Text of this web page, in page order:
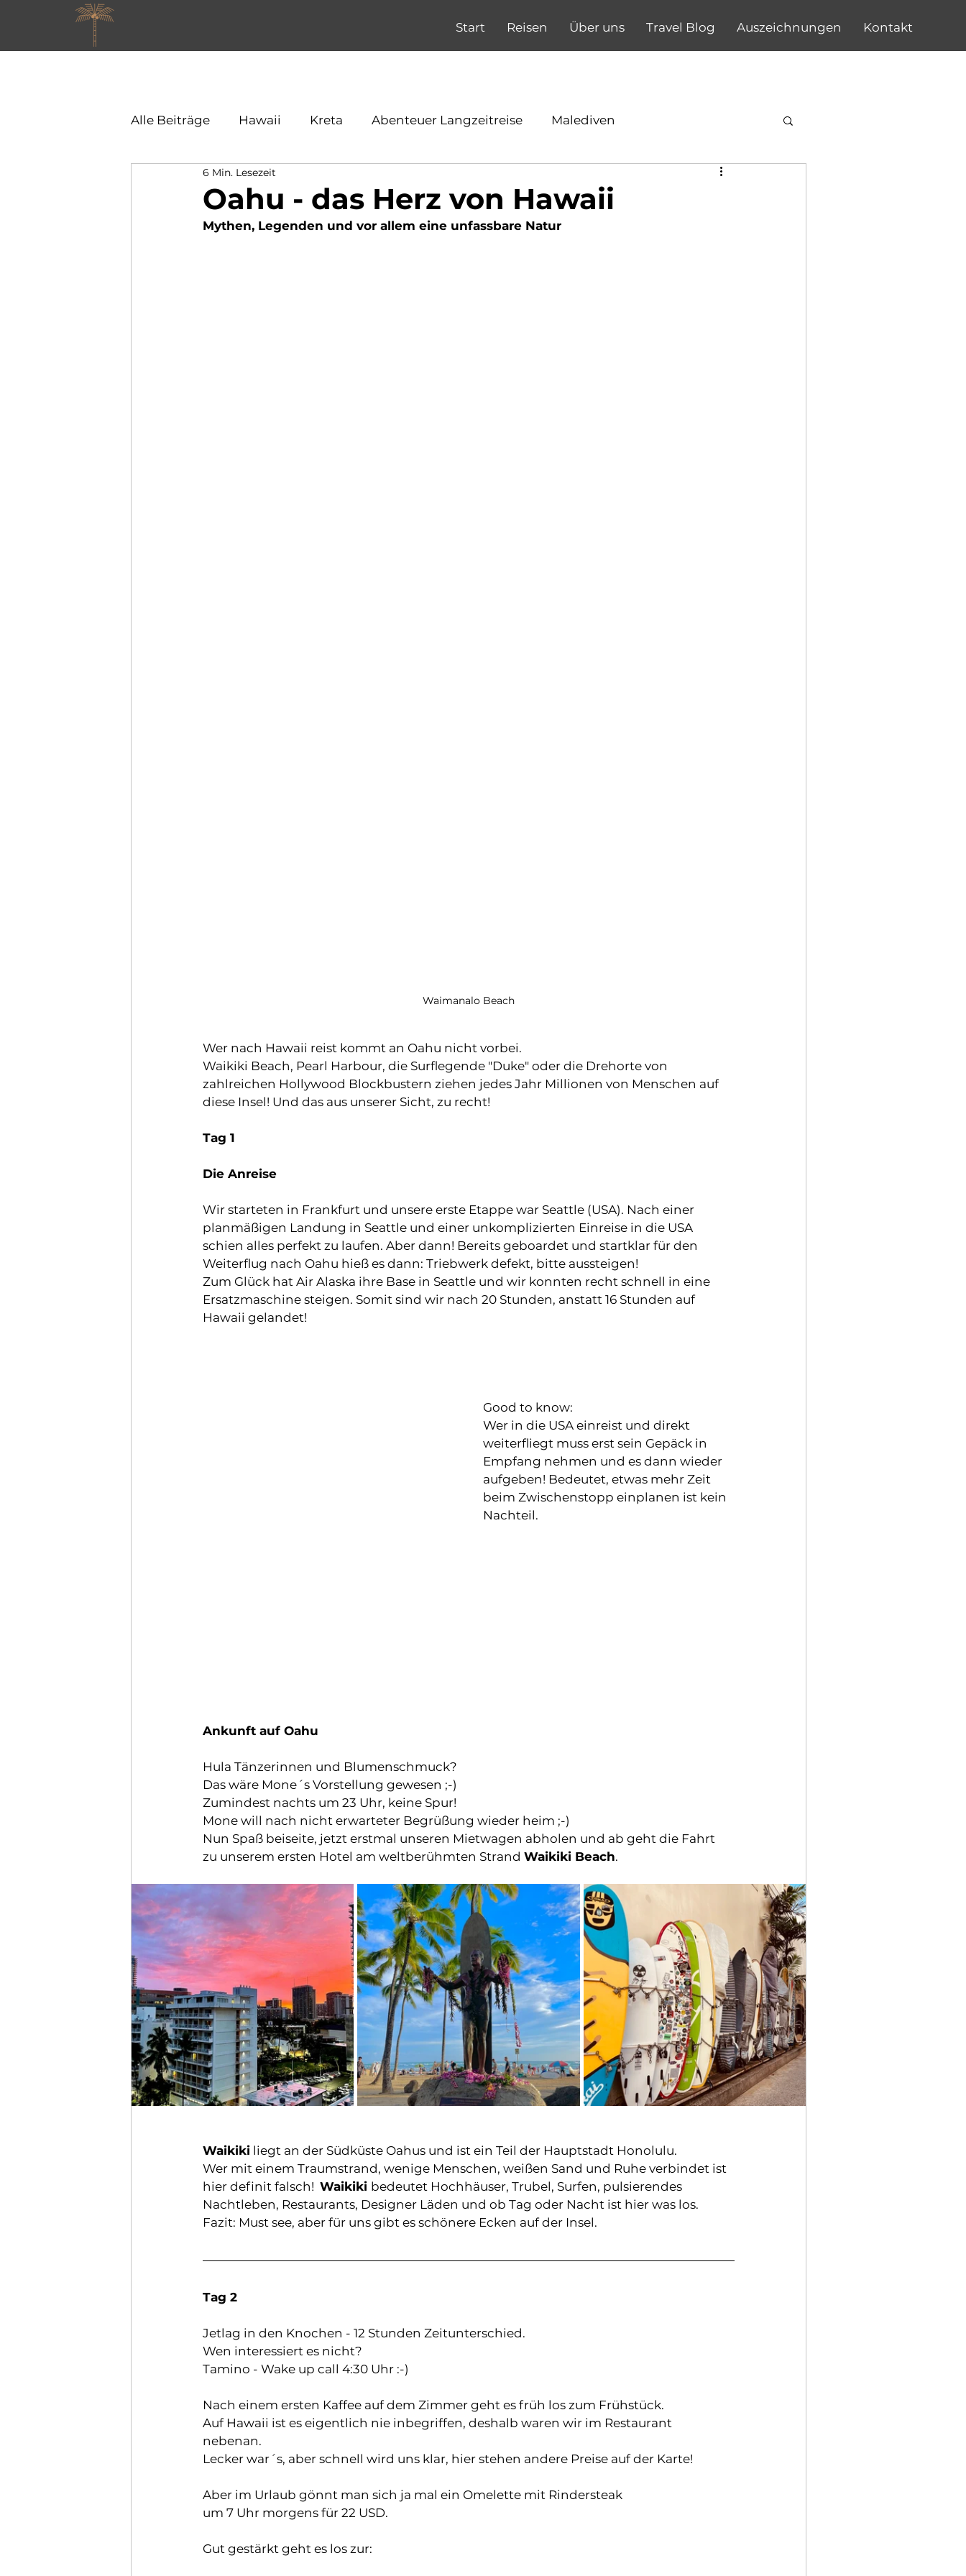
Start Reisen Über uns Travel Blog Auszeichnungen Kontakt
Alle Beiträge Hawaii Kreta Abenteuer Langzeitreise Malediven
Oahu - das Herz von Hawaii
6 Min. Lesezeit
Mythen, Legenden und vor allem eine unfassbare Natur
Waimanalo Beach
Wer nach Hawaii reist kommt an Oahu nicht vorbei.
Waikiki Beach, Pearl Harbour, die Surflegende "Duke" oder die Drehorte von
zahlreichen Hollywood Blockbustern ziehen jedes Jahr Millionen von Menschen auf
diese Insel! Und das aus unserer Sicht, zu recht!
Tag 1
Die Anreise
Wir starteten in Frankfurt und unsere erste Etappe war Seattle (USA). Nach einer
planmäßigen Landung in Seattle und einer unkomplizierten Einreise in die USA
schien alles perfekt zu laufen. Aber dann! Bereits geboardet und startklar für den
Weiterflug nach Oahu hieß es dann: Triebwerk defekt, bitte aussteigen!
Zum Glück hat Air Alaska ihre Base in Seattle und wir konnten recht schnell in eine
Ersatzmaschine steigen. Somit sind wir nach 20 Stunden, anstatt 16 Stunden auf
Hawaii gelandet!
Good to know:
Wer in die USA einreist und direkt
weiterfliegt muss erst sein Gepäck in
Empfang nehmen und es dann wieder
aufgeben! Bedeutet, etwas mehr Zeit
beim Zwischenstopp einplanen ist kein
Nachteil.
Ankunft auf Oahu
Hula Tänzerinnen und Blumenschmuck?
Das wäre Mone´s Vorstellung gewesen ;-)
Zumindest nachts um 23 Uhr, keine Spur!
Mone will nach nicht erwarteter Begrüßung wieder heim ;-)
Nun Spaß beiseite, jetzt erstmal unseren Mietwagen abholen und ab geht die Fahrt
zu unserem ersten Hotel am weltberühmten Strand Waikiki Beach.
Waikiki liegt an der Südküste Oahus und ist ein Teil der Hauptstadt Honolulu.
Wer mit einem Traumstrand, wenige Menschen, weißen Sand und Ruhe verbindet ist
hier definit falsch! Waikiki bedeutet Hochhäuser, Trubel, Surfen, pulsierendes
Nachtleben, Restaurants, Designer Läden und ob Tag oder Nacht ist hier was los.
Fazit: Must see, aber für uns gibt es schönere Ecken auf der Insel.
Tag 2
Jetlag in den Knochen - 12 Stunden Zeitunterschied.
Wen interessiert es nicht?
Tamino - Wake up call 4:30 Uhr :-)
Nach einem ersten Kaffee auf dem Zimmer geht es früh los zum Frühstück.
Auf Hawaii ist es eigentlich nie inbegriffen, deshalb waren wir im Restaurant
nebenan.
Lecker war´s, aber schnell wird uns klar, hier stehen andere Preise auf der Karte!
Aber im Urlaub gönnt man sich ja mal ein Omelette mit Rindersteak
um 7 Uhr morgens für 22 USD.
Gut gestärkt geht es los zur: